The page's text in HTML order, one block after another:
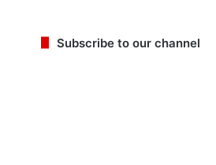
Subscribe to our channel